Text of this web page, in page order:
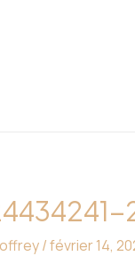
/février 14,